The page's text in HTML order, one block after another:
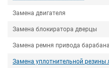
Замена двигателя
Замена блокиратора дверцы
Замена ремня привода барабана
Замена уплотнительной резины